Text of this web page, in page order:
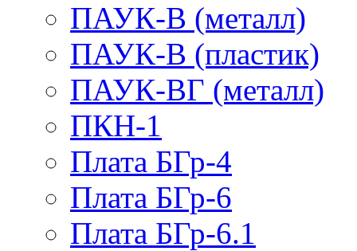
ПАУК-В (металл)
ПАУК-В (пластик)
ПАУК-ВГ (металл)
ПКН-1
Плата БГр-4
Плата БГр-6
Плата БГр-6.1